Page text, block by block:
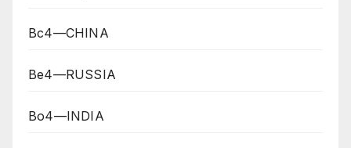
Bc4—CHINA
Be4—RUSSIA
Bo4—INDIA